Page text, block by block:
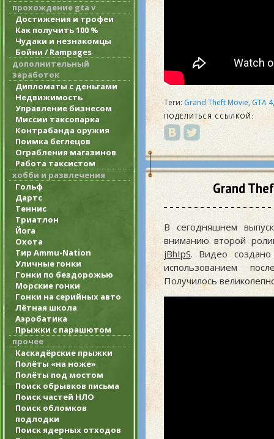
прохождение gta v
Достижения и трофеи
Как получить 100 %
Чудаки и незнакомцы
Бойни / Rampages
дополнительный
заработок
Дипломаты с деньгами
Недвижимость
Управление бизнесом
Миссии таксопарка
Контрабанда оружия
Поимка беглецов
Ограбления магазинов
Работа таксистом
хобби и развлечения
Гольф
Дартс
Теннис
Триатлон
Йога
Охота
Тир Ammu-Nation
Уличные гонки
Гонки по бездорожью
Морские гонки
Гонки на серийных авто
Лётная школа
Аэробатика
Прыжки с парашютом
прочее
Каскадёрские прыжки
Полёты «на ноже»
Полёты под мостом
Поиск обрывков письма
Поиск частей НЛО
Поиск обломков
подлодки
Поиск ядерных отходов
Теги: Grand Theft Movie,GTA 4
ПОДЕЛИТЬСЯ ССЫЛКОЙ:
Grand
В сегодняшнем
вниманию второй
jBhIpS. Видео
использованием
Получилось